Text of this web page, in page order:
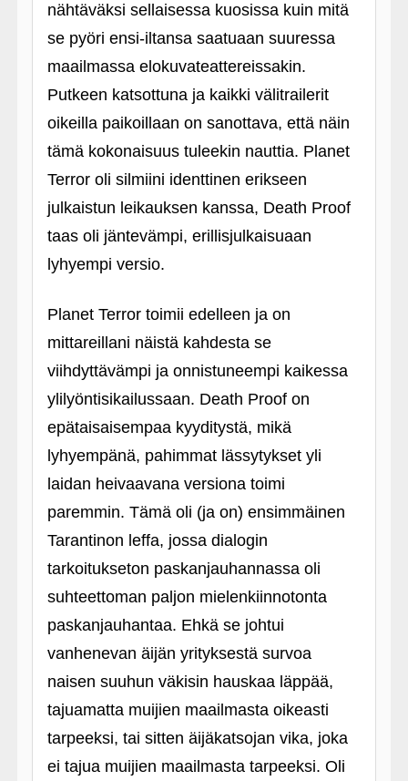
nähtäväksi sellaisessa kuosissa kuin mitä
se pyöri ensi-iltansa saatuaan suuressa
maailmassa elokuvateattereissakin.
Putkeen katsottuna ja kaikki välitrailerit
oikeilla paikoillaan on sanottava, että näin
tämä kokonaisuus tuleekin nauttia. Planet
Terror oli silmiini identtinen erikseen
julkaistun leikauksen kanssa, Death Proof
taas oli jäntevämpi, erillisjulkaisuaan
lyhyempi versio.
Planet Terror toimii edelleen ja on
mittareillani näistä kahdesta se
viihdyttävämpi ja onnistuneempi kaikessa
ylilyöntisikailussaan. Death Proof on
epätaisaisempaa kyyditystä, mikä
lyhyempänä, pahimmat lässytykset yli
laidan heivaavana versiona toimi
paremmin. Tämä oli (ja on) ensimmäinen
Tarantinon leffa, jossa dialogin
tarkoitukseton paskanjauhannassa oli
suhteettoman paljon mielenkiinnotonta
paskanjauhantaa. Ehkä se johtui
vanhenevan äijän yrityksestä survoa
naisen suuhun väkisin hauskaa läppää,
tajuamatta muijien maailmasta oikeasti
tarpeeksi, tai sitten äijäkatsojan vika, joka
ei tajua muijien maailmasta tarpeeksi. Oli